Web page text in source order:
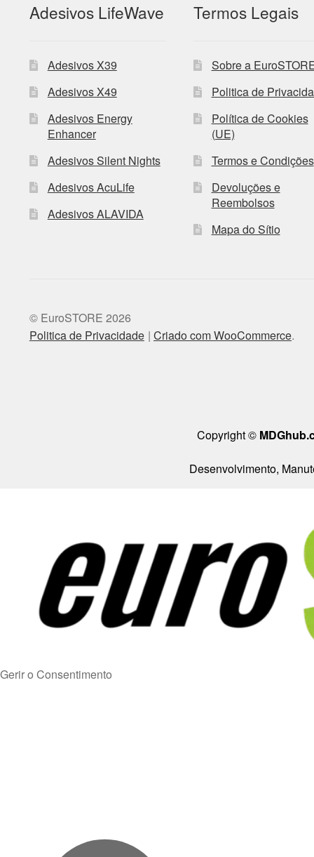
Adesivos LifeWave
Adesivos X39
Adesivos X49
Adesivos Energy
Enhancer
Adesivos Silent Nights
Adesivos AcuLife
Adesivos ALAVIDA
Termos Legais
Sobre a
Politica de
Política de Cookies
(UE)
Termos e Condições
Devoluções e
Reembolsos
Mapa do Sítio
© EuroSTORE 2026
Politica de Privacidade Criado com WooCommerce.
Copyright ©
Desenvolvimento,
Gerir o Consentimento